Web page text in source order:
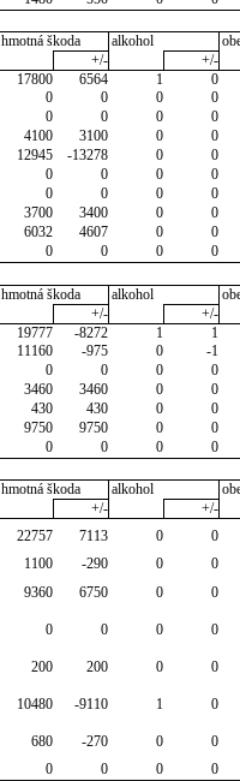
hmotná škoda alkohol
+/- +/-
17800 6564 1 0
0 0 0 0
0 0 0 0
4100 3100 0 0
12945 -13278 0 0
0 0 0 0
0 0 0 0
3700 3400 0 0
6032 4607 0 0
0 0 0 0
hmotná škoda alkohol
+/- +/-
19777 -8272 1 1
11160 -975 0 -1
0 0 0 0
3460 3460 0 0
430 430 0 0
9750 9750 0 0
0 0 0 0
hmotná škoda alkohol
+/- +/-
22757 7113 0 0
1100 -290 0 0
9360 6750 0 0
0 0 0 0
200 200 0 0
10480 -9110 1 0
680 -270 0 0
0 0 0 0